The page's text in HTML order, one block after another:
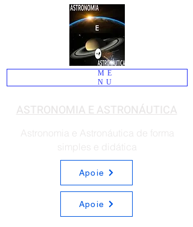
ASTRONOMIA E ASTRONÁUTICA
ME
NU
Astronomia e Astronáutica de forma
simples e didática
Apoie
Apoie